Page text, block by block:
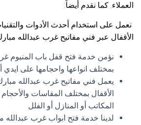
العملاء. كما نقدم أيضاً:
نعمل على استخدام أحدث الأدوات
الأقفال عبر فني مفاتيح غرب عبدالله
نؤمن خدمة فتح قفل باب المنيوم
بمختلف انواعها واحجامها على ايدي
يعمل فني مفاتيح غرب عبدالله
الأقفال بمختلف المقاسات
المكاتب أو المنازل أو الفلل
لدينا خدمة فتح ابواب غرب